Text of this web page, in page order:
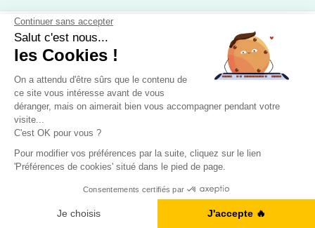
Obtenez votre Ebook gratuit
Je télécharge l'ebook
CONTACT
9 Avenue Michelet, 93400 Saint-Ouen
Nous appeler : 01 88 32 79 92
Nous contacter par mail
Blog
ÉCOLE DE LANGUES